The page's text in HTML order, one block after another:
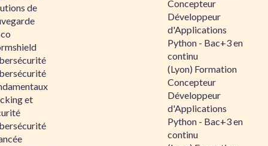
de
et
Concepteur
Développeur
d'Applications
Python - Bac+3 en
continu
(Lyon) Formation
Concepteur
Développeur
d'Applications
Python - Bac+3 en
continu